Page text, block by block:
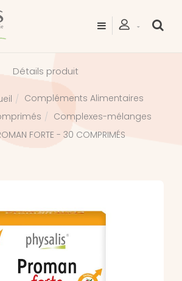
Détails produit
Compléments Alimentaires
Complexes-mélanges
FORTE - 30 COMPRIMÉS